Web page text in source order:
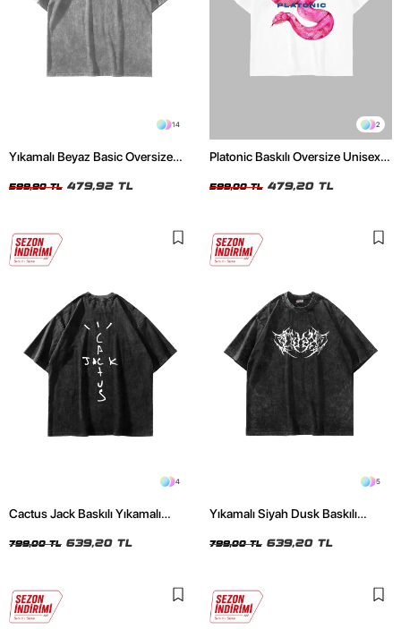
14
Yıkamalı Beyaz Basic Oversize
599,90 TL 479,92 TL
2
Platonic Baskılı Oversize Unisex
599,00 TL 479,20 TL
4
Cactus Jack Baskılı Yıkamalı
799,00 TL 639,20 TL
5
Yıkamalı Siyah Dusk Baskılı
799,00 TL 639,20 TL